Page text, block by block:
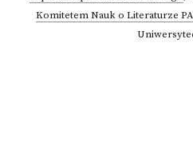
Komitetem Nauk o Literaturze